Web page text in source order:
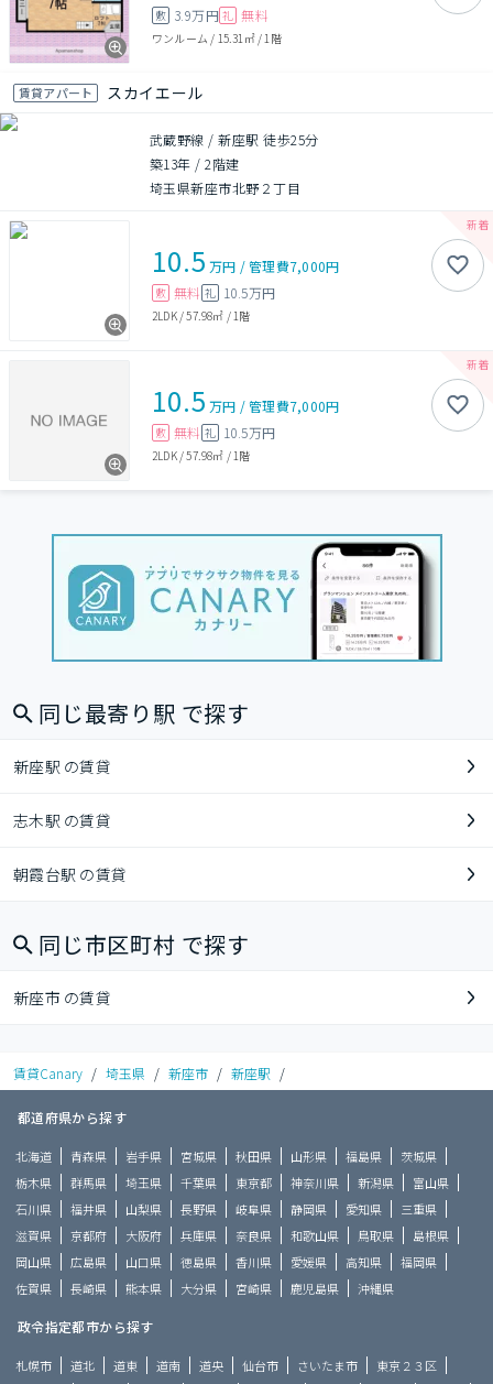
敷 3.9万円 礼 無料
ワンルーム / 15.31㎡/ 1階
賃貸アパート スカイエール
武蔵野線 / 新座駅 徒歩25分
築13年 /2階建
埼玉県新座市北野２丁目
10.5 万円 /管理費7,000円
敷 無料 礼 10.5万円
2LDK/57.98㎡ / 1階
10.5 万円 /管理費7,000円
敷 無料 礼 10.5万円
2LDK/57.98㎡ / 1階
同じ最寄り駅 で探す
新座駅 の賃貸
志木駅 の賃貸
朝霞台駅 の賃貸
同じ市区町村 で探す
新座市 の賃貸
賃貸Canary / 埼玉県 / 新座市 / 新座駅 /
都道府県から探す
北海道 青森県 岩手県 宮城県 秋田県 山形県 福島県
茨城県
栃木県
群馬県 埼玉県 千葉県 東京都 神奈川県 新潟県
富山県
石川県
福井県 山梨県 長野県 岐阜県 静岡県 愛知県
三重県
滋賀県
京都府 大阪府 兵庫県 奈良県 和歌山県 鳥取県
島根県
岡山県
広島県 山口県 徳島県 香川県 愛媛県 高知県
福岡県
佐賀県
長崎県 熊本県 大分県 宮崎県 鹿児島県 沖縄県
政令指定都市から探す
札幌市 道北 道東 道南 道央 仙台市 さいたま市
東京２３区